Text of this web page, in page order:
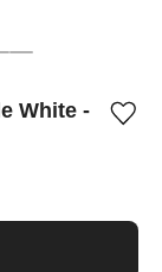
White -